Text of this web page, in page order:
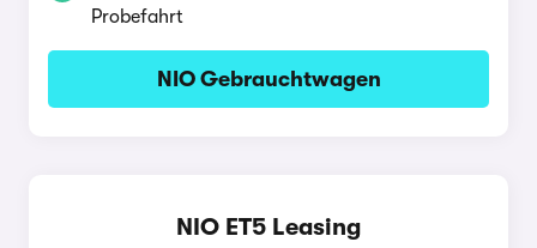
Probefahrt
NIO Gebrauchtwagen
NIO ET5 Leasing